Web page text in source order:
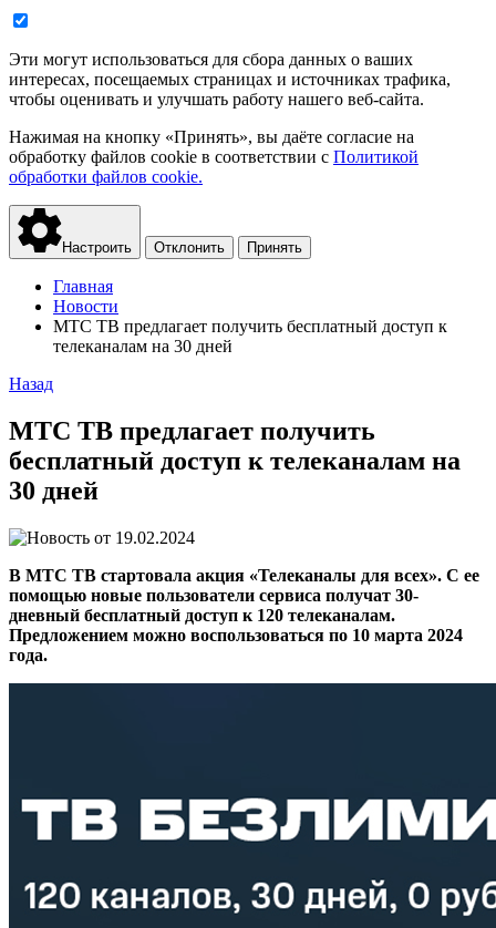
Эти могут использоваться для сбора данных о ваших
интересах, посещаемых страницах и источниках трафика,
чтобы оценивать и улучшать работу нашего веб-сайта.
Нажимая на кнопку «Принять», вы даёте согласие на
обработку файлов cookie в соответствии с Политикой
обработки файлов cookie.
Настроить Отклонить Принять
Главная
Новости
МТС ТВ предлагает получить бесплатный доступ к
телеканалам на 30 дней
Назад
МТС ТВ предлагает получить
бесплатный доступ к телеканалам на
30 дней
19.02.2024
В МТС ТВ стартовала акция «Телеканалы для всех». С ее
помощью новые пользователи сервиса получат 30-
дневный бесплатный доступ к 120 телеканалам.
Предложением можно воспользоваться по 10 марта 2024
года.